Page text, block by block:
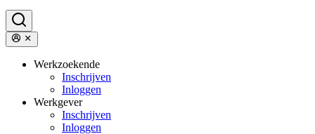
Werkzoekende
Inschrijven
Inloggen
Werkgever
Inschrijven
Inloggen